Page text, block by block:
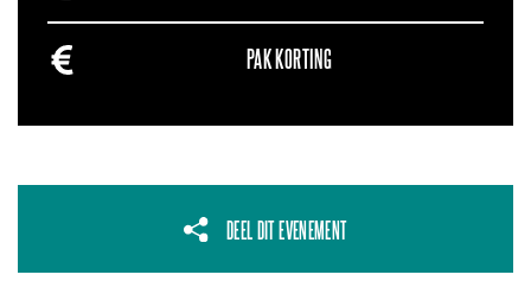
PAK KORTING
DEEL DIT EVENEMENT